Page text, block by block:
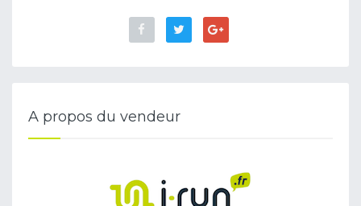
A propos du vendeur